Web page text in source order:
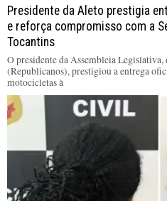
Presidente da Aleto prestigia
e reforça compromisso com a
Tocantins
O presidente da Assembleia
(Republicanos), prestigiou a entrega
motocicletas à